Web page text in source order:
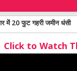
जमीन धंसी पंजाब
Click to Watch